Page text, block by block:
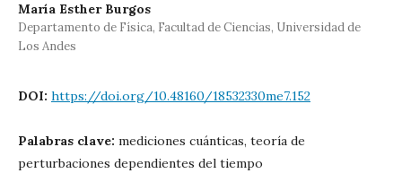
María Esther Burgos
Departamento de Física, Facultad de Ciencias, Universidad de
Los Andes
DOI: https://doi.org/10.48160/18532330me7.152
Palabras clave: mediciones cuánticas, teoría de
perturbaciones dependientes del tiempo